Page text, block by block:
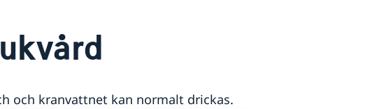
och kranvattnet kan normalt drickas.